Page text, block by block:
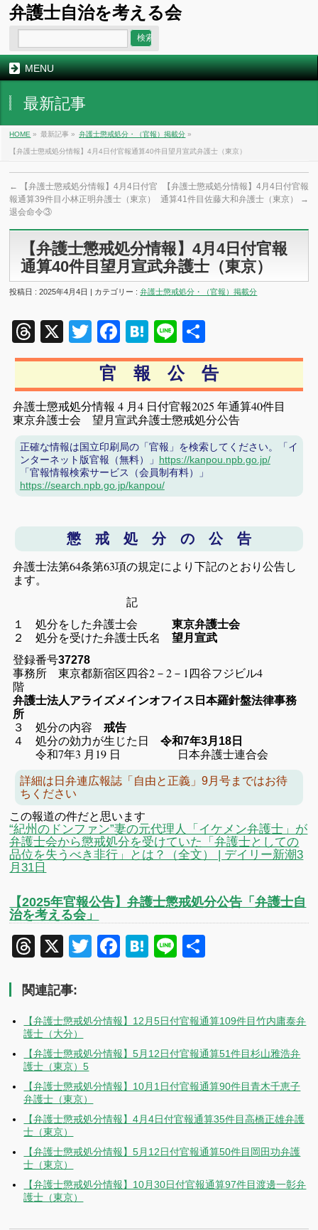
弁護士自治を考える会
MENU
最新記事
HOME » 最新記事 » 弁護士懲戒処分・（官報）掲載分 »
【弁護士懲戒処分情報】4月4日付官報通算40件目望月宣武弁護士（東京）
←
【弁護士懲戒処分情報】4月4日付官
報通算39件目小林正明弁護士（東京）
退会命令③
【弁護士懲戒処分情報】4月4日付官報
通算41件目佐藤大和弁護士（東京）
→
【弁護士懲戒処分情報】4月4日付官報
通算40件目望月宣武弁護士（東京）
投稿日 : 2025年4月4日 | カテゴリー :弁護士懲戒処分・（官報）掲載分
Threads
X TwitterFacebook
Hatena
Line
有
官 報 公 告
弁護士懲戒処分情報 4 月4 日付官報2025 年通算40件目
東京弁護士会 望月宣武弁護士懲戒処分公告
正確な情報は国立印刷局の「官報」を検索してください。「イ
ンターネット版官報（無料）」 https://kanpou.npb.go.jp/
「官報情報検索サービス（会員制有料）」
https://search.npb.go.jp/kanpou/
懲 戒 処 分 の 公 告
弁護士法第64条第63項の規定により下記のとおり公告し
ます。
記
１ 処分をした弁護士会東京弁護士会
２ 処分を受けた弁護士氏名 望月宣武
登録番号37278
事務所 東京都新宿区四谷2－2－1四谷フジビル4
階
弁護士法人アライズメインオフイス日本羅針盤法律事務
所
３ 処分の内容戒告
４ 処分の効力が生じた日令和7年3月18日
令和7年3 月19 日 日本弁護士連合会
詳細は日弁連広報誌「自由と正義」9月号まではお待
ちください
この報道の件だと思います
“紀州のドンファン”妻の元代理人「イケメン弁護士」が
弁護士会から懲戒処分を受けていた「弁護士としての
品位を失うべき非行」とは？（全文） | デイリー新潮3
月31日
【2025年官報公告】弁護士懲戒処分公告「弁護士自
治を考える会」
Threads
X TwitterFacebook
Hatena
Line
関連記事:
【弁護士懲戒処分情報】12月5日付官報通算109件目竹内庸泰弁
護士（大分）
【弁護士懲戒処分情報】5月12日付官報通算51件目杉山雅浩弁
護士（東京）5
【弁護士懲戒処分情報】10月1日付官報通算90件目青木千恵子
弁護士（東京）
【弁護士懲戒処分情報】4月4日付官報通算35件目高橋正雄弁護
士（東京）
【弁護士懲戒処分情報】5月12日付官報通算50件目岡田功弁護
士（東京）
【弁護士懲戒処分情報】10月30日付官報通算97件目渡邊一彰弁
護士（東京）